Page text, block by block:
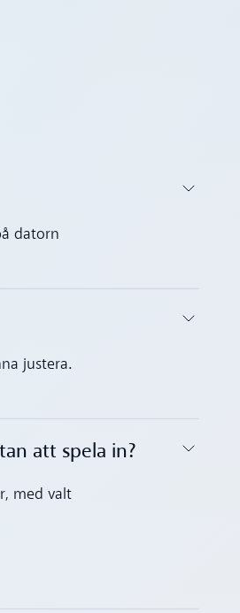
datorn
justera.
att spela in?‍
med valt